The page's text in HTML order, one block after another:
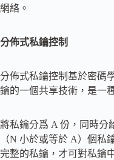
網絡。
分佈式私鑰控制
分佈式私鑰控制基於密碼
鑰的一個共享技術，是一
將私鑰分爲 A 份，同時分
（N 小於或等於 A）個私
完整的私鑰，才可對私鑰